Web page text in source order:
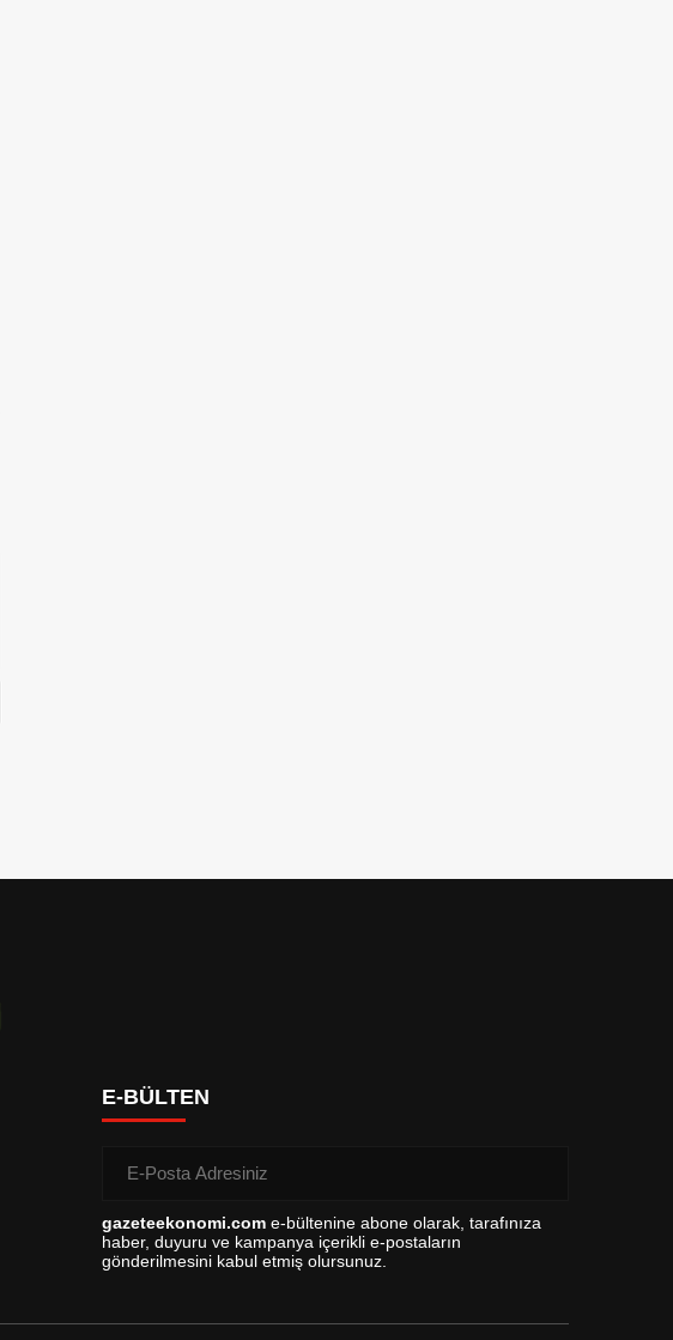
E-BÜLTEN
gazeteekonomi.com e-bültenine abone olarak, tarafınıza
haber, duyuru ve kampanya içerikli e-postaların
gönderilmesini kabul etmiş olursunuz.